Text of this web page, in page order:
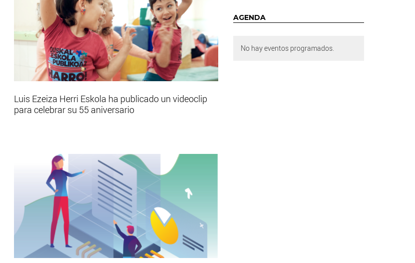
Luis Ezeiza Herri Eskola ha publicado un videoclip
para celebrar su 55 aniversario
AGENDA
No hay eventos programados.